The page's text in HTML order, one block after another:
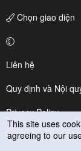
Chọn giao diện
Liên hệ
Quy định và Nội
Privacy Policy
Trợ giúp
This site uses
agreeing to our